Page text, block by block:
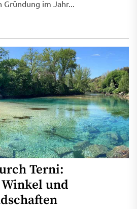
im Jahr...
Terni:
und